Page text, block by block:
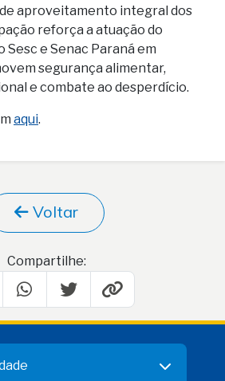
aproveitamento integral dos
reforça a atuação do
e Senac Paraná em
segurança alimentar,
e combate ao desperdício.
aqui.
Voltar
Compartilhe: